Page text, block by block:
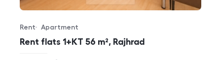
Rent flats 1+KT 56 m², Rajhrad
Offer type
Rent
Property type
Apartment